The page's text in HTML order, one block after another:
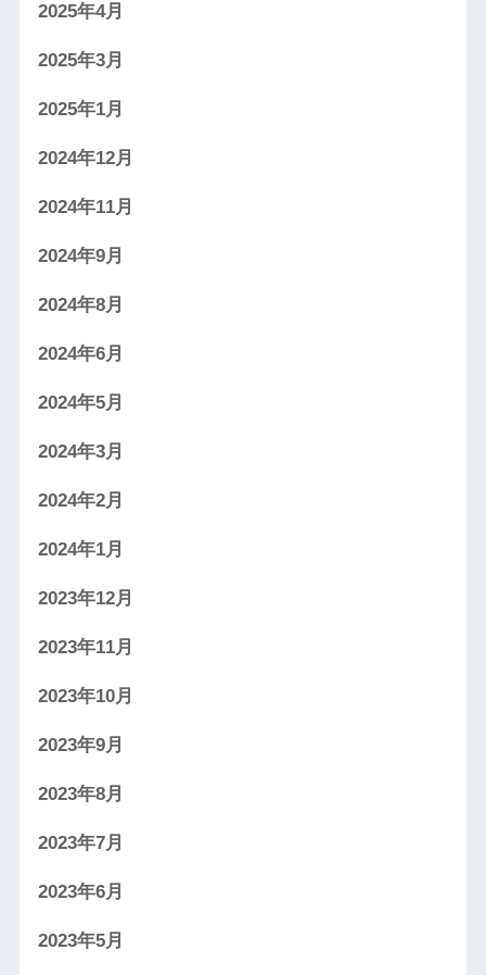
2025年4月
2025年3月
2025年1月
2024年12月
2024年11月
2024年9月
2024年8月
2024年6月
2024年5月
2024年3月
2024年2月
2024年1月
2023年12月
2023年11月
2023年10月
2023年9月
2023年8月
2023年7月
2023年6月
2023年5月